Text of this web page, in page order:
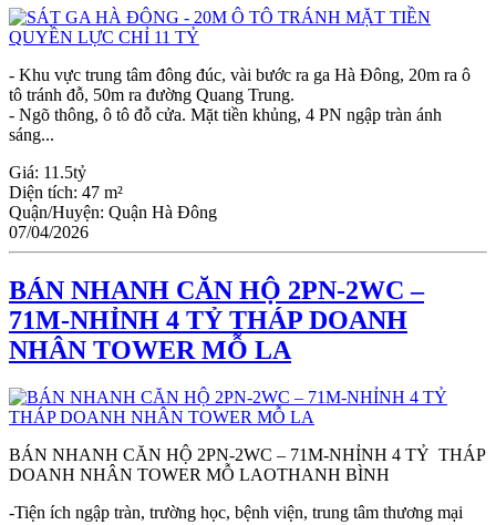
- Khu vực trung tâm đông đúc, vài bước ra ga Hà Đông, 20m ra ô
tô tránh đỗ, 50m ra đường Quang Trung.
- Ngõ thông, ô tô đỗ cửa. Mặt tiền khủng, 4 PN ngập tràn ánh
sáng...
Giá: 11.5tỷ
Diện tích: 47 m²
Quận/Huyện: Quận Hà Đông
07/04/2026
BÁN NHANH CĂN HỘ 2PN-2WC –
71M-NHỈNH 4 TỶ THÁP DOANH
NHÂN TOWER MỖ LA
BÁN NHANH CĂN HỘ 2PN-2WC – 71M-NHỈNH 4 TỶ THÁP
DOANH NHÂN TOWER MỖ LAOTHANH BÌNH
-Tiện ích ngập tràn, trường học, bệnh viện, trung tâm thương mại